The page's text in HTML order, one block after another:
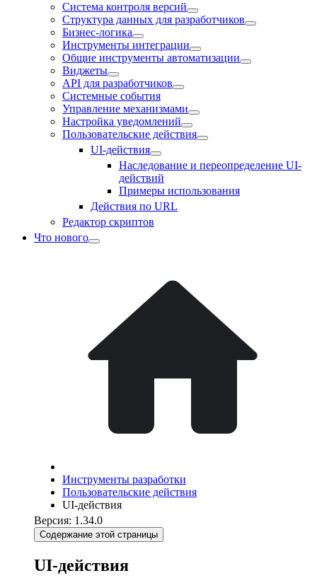
Система контроля версий
Структура данных для разработчиков
Бизнес-логика
Инструменты интеграции
Общие инструменты автоматизации
Виджеты
API для разработчиков
Системные события
Управление механизмами
Настройка уведомлений
Пользовательские действия
UI-действия
Наследование и переопределение UI-
действий
Примеры использования
Действия по URL
Редактор скриптов
Что нового
Инструменты разработки
Пользовательские действия
UI-действия
Версия: 1.34.0
Содержание этой страницы
UI-действия